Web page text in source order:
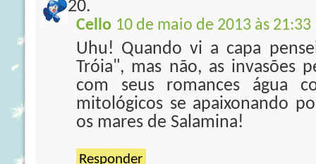
Cello 10 de maio de 2013 às 21:33
Uhu! Quando vi a capa
Tróia", mas não, as invasões
com seus romances água
mitológicos se apaixonando
os mares de Salamina!
Responder